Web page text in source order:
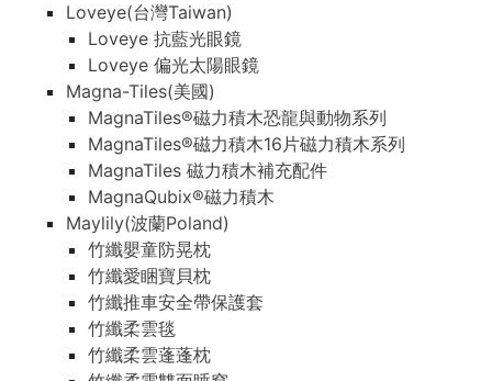
Loveye(台灣Taiwan)
Loveye 抗藍光眼鏡
Loveye 偏光太陽眼鏡
Magna-Tiles(美國)
MagnaTiles®磁力積木恐龍與動物系列
MagnaTiles®磁力積木16片磁力積木系列
MagnaTiles 磁力積木補充配件
MagnaQubix®磁力積木
Maylily(波蘭Poland)
竹纖嬰童防晃枕
竹纖愛睏寶貝枕
竹纖推車安全帶保護套
竹纖柔雲毯
竹纖柔雲蓬蓬枕